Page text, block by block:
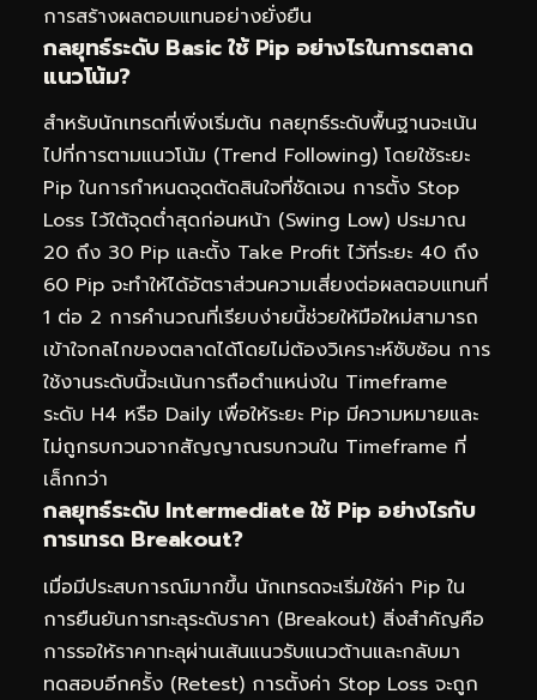
การสร้างผลตอบแทนอย่างยั่งยืน
กลยุทธ์ระดับ Basic ใช้ Pip อย่างไรในการตลาด
แนวโน้ม?
สำหรับนักเทรดที่เพิ่งเริ่มต้น กลยุทธ์ระดับพื้นฐานจะเน้น
ไปที่การตามแนวโน้ม (Trend Following) โดยใช้ระยะ
Pip ในการกำหนดจุดตัดสินใจที่ชัดเจน การตั้ง Stop
Loss ไว้ใต้จุดต่ำสุดก่อนหน้า (Swing Low) ประมาณ
20 ถึง 30 Pip และตั้ง Take Profit ไว้ที่ระยะ 40 ถึง
60 Pip จะทำให้ได้อัตราส่วนความเสี่ยงต่อผลตอบแทนที่
1 ต่อ 2 การคำนวณที่เรียบง่ายนี้ช่วยให้มือใหม่สามารถ
เข้าใจกลไกของตลาดได้โดยไม่ต้องวิเคราะห์ซับซ้อน การ
ใช้งานระดับนี้จะเน้นการถือตำแหน่งใน Timeframe
ระดับ H4 หรือ Daily เพื่อให้ระยะ Pip มีความหมายและ
ไม่ถูกรบกวนจากสัญญาณรบกวนใน Timeframe ที่
เล็กกว่า
กลยุทธ์ระดับ Intermediate ใช้ Pip อย่างไรกับ
การเทรด Breakout?
เมื่อมีประสบการณ์มากขึ้น นักเทรดจะเริ่มใช้ค่า Pip ใน
การยืนยันการทะลุระดับราคา (Breakout) สิ่งสำคัญคือ
การรอให้ราคาทะลุผ่านเส้นแนวรับแนวต้านและกลับมา
ทดสอบอีกครั้ง (Retest) การตั้งค่า Stop Loss จะถูก